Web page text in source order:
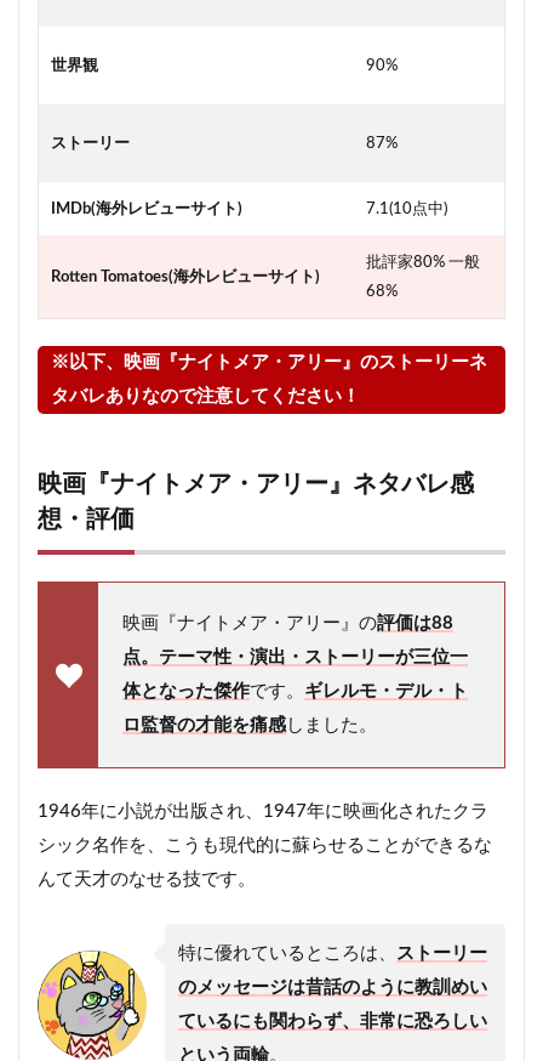
世界観 90%
ストーリー 87%
IMDb(海外レビューサイト) 7.1(10点中)
Rotten Tomatoes(海外レビューサイト)
批評家80% 一般
68%
※以下、映画『ナイトメア・アリー』のストーリーネ
タバレありなので注意してください！
映画『ナイトメア・アリー』ネタバレ感
想・評価
映画『ナイトメア・アリー』の評価は88
点。テーマ性・演出・ストーリーが三位一
体となった傑作です。 ギレルモ・デル・ト
ロ監督の才能を痛感しました。
1946年に小説が出版され、1947年に映画化されたクラ
シック名作を、こうも現代的に蘇らせることができるな
んて天才のなせる技です。
特に優れているところは、 ストーリー
のメッセージは昔話のように教訓めい
ているにも関わらず、非常に恐ろしい
という両輪。